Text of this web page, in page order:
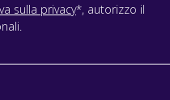
sulla privacy*, autorizzo il